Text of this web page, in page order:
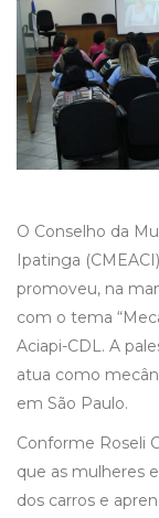
O Conselho da
Ipatinga
promoveu, na
com o tema
Aciapi-CDL. A
atua como
em São Paulo.
Conforme Roseli
que as mulheres
dos carros e